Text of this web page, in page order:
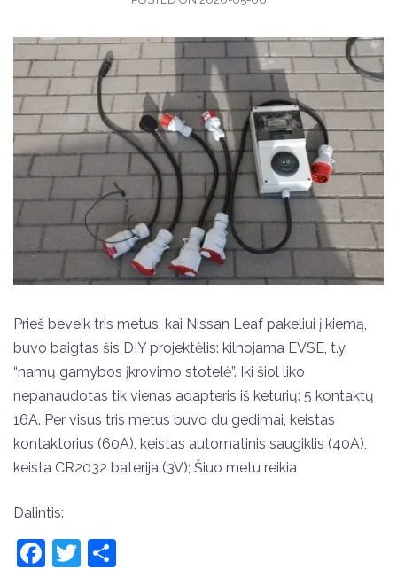
Prieš beveik tris metus, kai Nissan Leaf pakeliui į kiemą,
buvo baigtas šis DIY projektėlis: kilnojama EVSE, t.y.
“namų gamybos įkrovimo stotelė”. Iki šiol liko
nepanaudotas tik vienas adapteris iš keturių: 5 kontaktų
16A. Per visus tris metus buvo du gedimai, keistas
kontaktorius (60A), keistas automatinis saugiklis (40A),
keista CR2032 baterija (3V); Šiuo metu reikia
Dalintis:
Facebook
Twitter